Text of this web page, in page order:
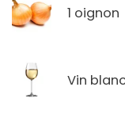
1 oignon
Vin